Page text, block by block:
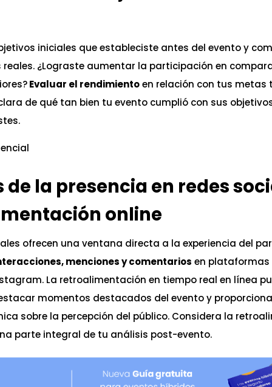
iniciales que estableciste antes del evento y
¿Lograste aumentar la participación en
Evaluar el rendimientoen relación con tus metas
de qué tan bien tu evento cumplió con sus
de la presencia en redes
online
ofrecen una ventana directa a la experiencia del
menciones y comentarios en plataformas
La retroalimentación en tiempo real en línea
momentos destacados del evento y
sobre la percepción del público. Considera la
parte integral de tu análisis post-evento.